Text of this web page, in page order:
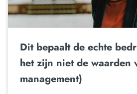
Dit bepaalt de echte
het zijn niet de waarden
management)